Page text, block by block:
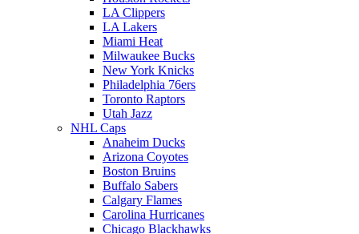
LA Clippers
LA Lakers
Miami Heat
Milwaukee Bucks
New York Knicks
Philadelphia 76ers
Toronto Raptors
Utah Jazz
NHL Caps
Anaheim Ducks
Arizona Coyotes
Boston Bruins
Buffalo Sabers
Calgary Flames
Carolina Hurricanes
Chicago Blackhawks